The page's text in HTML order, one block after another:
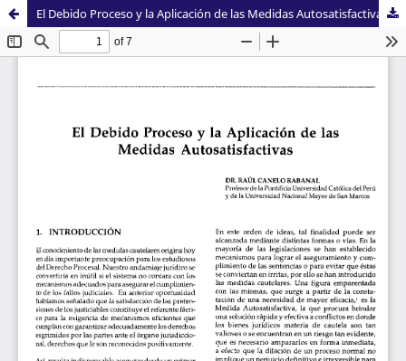
El Debido Proceso y la Aplicación de las Medidas Autosatisfactivas